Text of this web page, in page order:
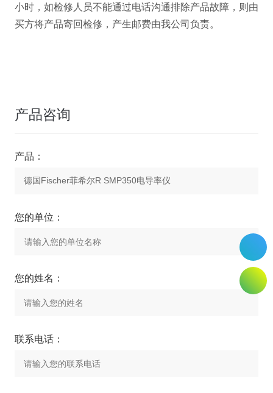
小时，如检修人员不能通过电话沟通排除产品故障，则由
买方将产品寄回检修，产生邮费由我公司负责。
产品咨询
产品：
您的单位：
您的姓名：
联系电话：